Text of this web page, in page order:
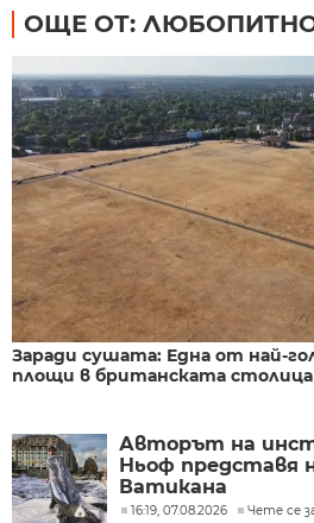
ОЩЕ ОТ:
Заради сушата: Една от най-
площи в британската столица
Авторът на
Ньоф представя
Ватикана
16:19, 07.08.2026 Чете се